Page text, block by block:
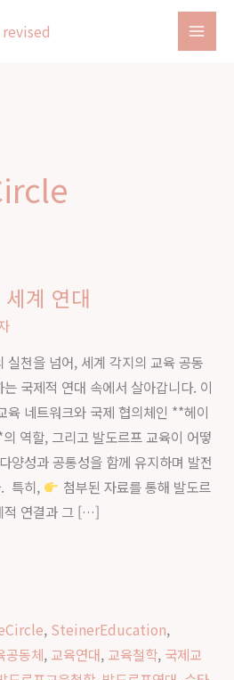
계 연대
실천을 넘어, 세계 각지의 교육 공동
국제적 연대 속에서 살아갑니다. 이
육 네트워크와 국제 협의체인 **헤이
역할, 그리고 발도르프 교육이 어떻
양성과 공통성을 함께 유지하며 발전
. 특히,
첨부된 자료를 통해 발도르
적 연결과 그 […]
, SteinerEducation,
공동체, 교육연대, 교육철학, 국제교